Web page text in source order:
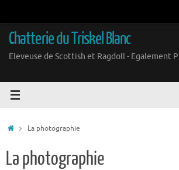
Chatterie du Triskel Blanc
Eleveuse de Scottish et Ragdoll - Egalement
La photographie
La photographie